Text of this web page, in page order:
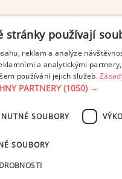
PODMÍNKY
stránky používají
reklam a analýze
a analytickými
používání jejich služeb.
PARTNERY(1050) →
SOUBORY
SOUBORY